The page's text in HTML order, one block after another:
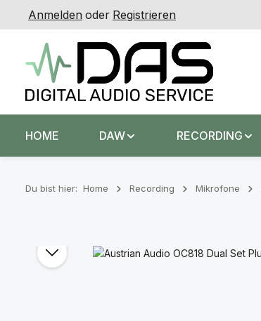
Hauptinhalt springen
Zur Suche springen
Zur Hauptnavigation springen
Anmelden oder Registrieren
HOME DAW RECORDING
Du bist hier: Home Recording Mikrofone
Bildergalerie überspringen